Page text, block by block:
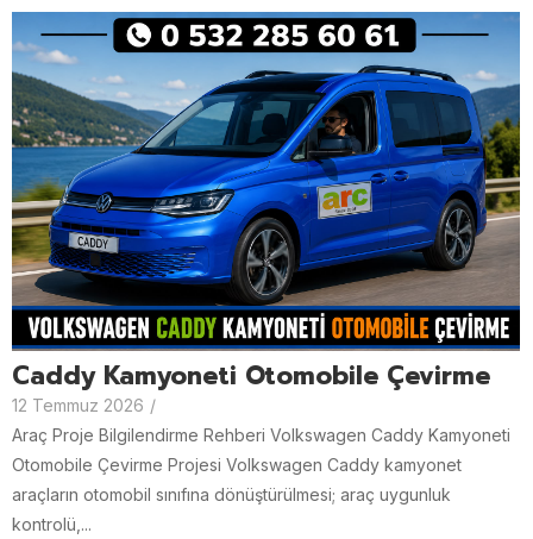
Caddy Kamyoneti Otomobile Çevirme
12 Temmuz 2026 /
Araç Proje Bilgilendirme Rehberi Volkswagen Caddy Kamyoneti
Otomobile Çevirme Projesi Volkswagen Caddy kamyonet
araçların otomobil sınıfına dönüştürülmesi; araç uygunluk
kontrolü,...